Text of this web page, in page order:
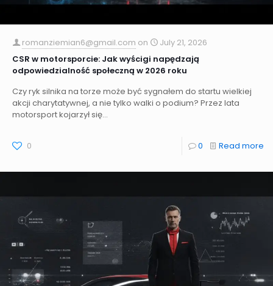
romanziemian6@gmail.com on
July 21, 2026
CSR w motorsporcie: Jak wyścigi napędzają
odpowiedzialność społeczną w 2026 roku
Czy ryk silnika na torze może być sygnałem do startu wielkiej
akcji charytatywnej, a nie tylko walki o podium? Przez lata
motorsport kojarzył się...
0 0 Read more